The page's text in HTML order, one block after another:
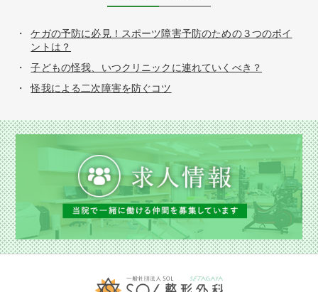
ケガの予防に必見！スポーツ障害予防のための３つのポイ
ントは？
子どもの怪我、いつクリニックに連れていくべき？
怪我による二次障害を防ぐコツ